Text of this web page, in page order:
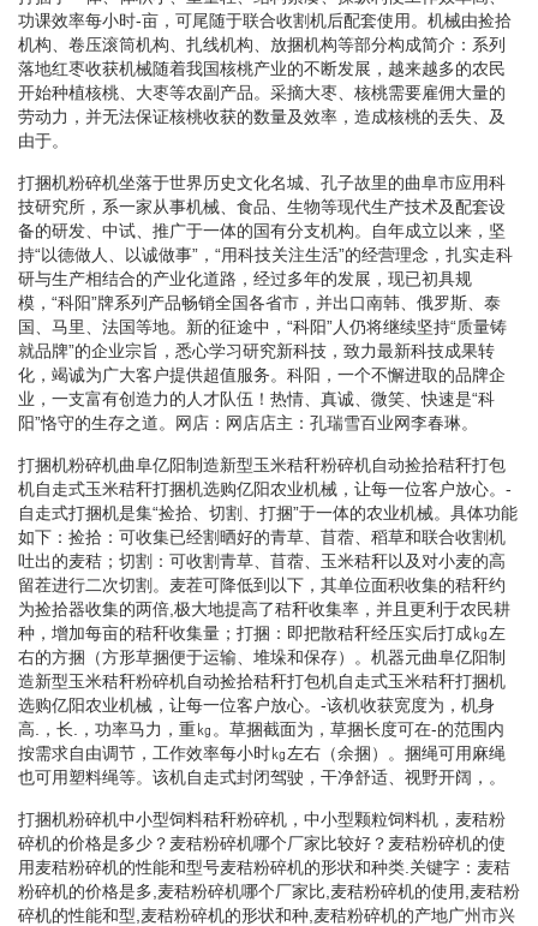
功课效率每小时-亩，可尾随于联合收割机后配套使用。机械由捡拾
机构、卷压滚筒机构、扎线机构、放捆机构等部分构成简介：系列
落地红枣收获机械随着我国核桃产业的不断发展，越来越多的农民
开始种植核桃、大枣等农副产品。采摘大枣、核桃需要雇佣大量的
劳动力，并无法保证核桃收获的数量及效率，造成核桃的丢失、及
由于。
打捆机粉碎机坐落于世界历史文化名城、孔子故里的曲阜市应用科
技研究所，系一家从事机械、食品、生物等现代生产技术及配套设
备的研发、中试、推广于一体的国有分支机构。自年成立以来，坚
持“以德做人、以诚做事”，“用科技关注生活”的经营理念，扎实走科
研与生产相结合的产业化道路，经过多年的发展，现已初具规
模，“科阳”牌系列产品畅销全国各省市，并出口南韩、俄罗斯、泰
国、马里、法国等地。新的征途中，“科阳”人仍将继续坚持“质量铸
就品牌”的企业宗旨，悉心学习研究新科技，致力最新科技成果转
化，竭诚为广大客户提供超值服务。科阳，一个不懈进取的品牌企
业，一支富有创造力的人才队伍！热情、真诚、微笑、快速是“科
阳”恪守的生存之道。网店：网店店主：孔瑞雪百业网李春琳。
打捆机粉碎机曲阜亿阳制造新型玉米秸秆粉碎机自动捡拾秸秆打包
机自走式玉米秸秆打捆机选购亿阳农业机械，让每一位客户放心。-
自走式打捆机是集“捡拾、切割、打捆”于一体的农业机械。具体功能
如下：捡拾：可收集已经割晒好的青草、苜蓿、稻草和联合收割机
吐出的麦秸；切割：可收割青草、苜蓿、玉米秸秆以及对小麦的高
留茬进行二次切割。麦茬可降低到以下，其单位面积收集的秸秆约
为捡拾器收集的两倍,极大地提高了秸秆收集率，并且更利于农民耕
种，增加每亩的秸秆收集量；打捆：即把散秸秆经压实后打成㎏左
右的方捆（方形草捆便于运输、堆垛和保存）。机器元曲阜亿阳制
造新型玉米秸秆粉碎机自动捡拾秸秆打包机自走式玉米秸秆打捆机
选购亿阳农业机械，让每一位客户放心。-该机收获宽度为，机身
高.，长.，功率马力，重㎏。草捆截面为，草捆长度可在-的范围内
按需求自由调节，工作效率每小时㎏左右（余捆）。捆绳可用麻绳
也可用塑料绳等。该机自走式封闭驾驶，干净舒适、视野开阔，。
打捆机粉碎机中小型饲料秸秆粉碎机，中小型颗粒饲料机，麦秸粉
碎机的价格是多少？麦秸粉碎机哪个厂家比较好？麦秸粉碎机的使
用麦秸粉碎机的性能和型号麦秸粉碎机的形状和种类.关键字：麦秸
粉碎机的价格是多,麦秸粉碎机哪个厂家比,麦秸粉碎机的使用,麦秸粉
碎机的性能和型,麦秸粉碎机的形状和种,麦秸粉碎机的产地广州市兴